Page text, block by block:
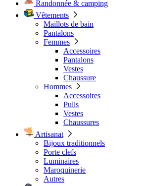
Randonnée & camping
Vêtements
Maillots de bain
Pantalons
Femmes
Accessoires
Pantalons
Vestes
Chaussure
Hommes
Accessoires
Pulls
Vestes
Chaussures
Artisanat
Bijoux traditionnels
Porte clefs
Luminaires
Maroquinerie
Autres